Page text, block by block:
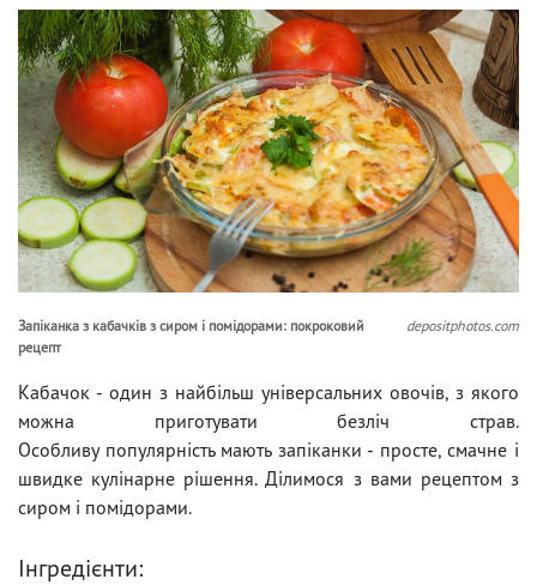
Запіканка з кабачків з сиром і помідорами: покроковий
рецепт
depositphotos.com
Кабачок - один з найбільш універсальних овочів, з якого
можна приготувати безліч страв.
Особливу популярність мають запіканки - просте, смачне і
швидке кулінарне рішення. Ділимося з вами рецептом з
сиром і помідорами.
Інгредієнти: